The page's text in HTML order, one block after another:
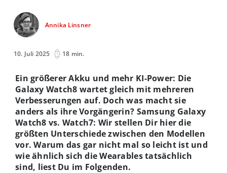
Annika Linsner
10. Juli 2025 18 min.
Ein größerer Akku und mehr KI-Power: Die
Galaxy Watch8 wartet gleich mit mehreren
Verbesserungen auf. Doch was macht sie
anders als ihre Vorgängerin? Samsung Galaxy
Watch8 vs. Watch7: Wir stellen Dir hier die
größten Unterschiede zwischen den Modellen
vor. Warum das gar nicht mal so leicht ist und
wie ähnlich sich die Wearables tatsächlich
sind, liest Du im Folgenden.